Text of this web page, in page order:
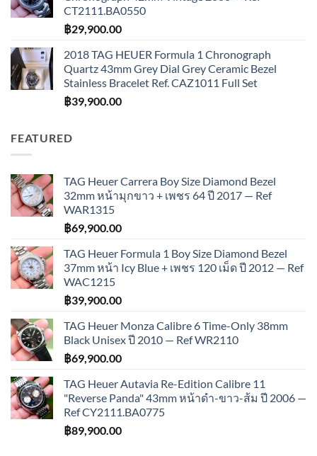
CT2111.BA0550
฿29,900.00
2018 TAG HEUER Formula 1 Chronograph
Quartz 43mm Grey Dial Grey Ceramic Bezel
Stainless Bracelet Ref. CAZ1011 Full Set
฿39,900.00
FEATURED
TAG Heuer Carrera Boy Size Diamond Bezel
32mm หน้ามุกขาว + เพชร 64 ปี 2017 — Ref
WAR1315
฿69,900.00
TAG Heuer Formula 1 Boy Size Diamond Bezel
37mm หน้า Icy Blue + เพชร 120 เม็ด ปี 2012 — Ref
WAC1215
฿39,900.00
TAG Heuer Monza Calibre 6 Time-Only 38mm
Black Unisex ปี 2010 — Ref WR2110
฿69,900.00
TAG Heuer Autavia Re-Edition Calibre 11
"Reverse Panda" 43mm หน้าดำ-ขาว-ส้ม ปี 2006 —
Ref CY2111.BA0775
฿89,900.00